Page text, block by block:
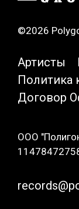
©2026
Артисты
Политика
Договор
ООО